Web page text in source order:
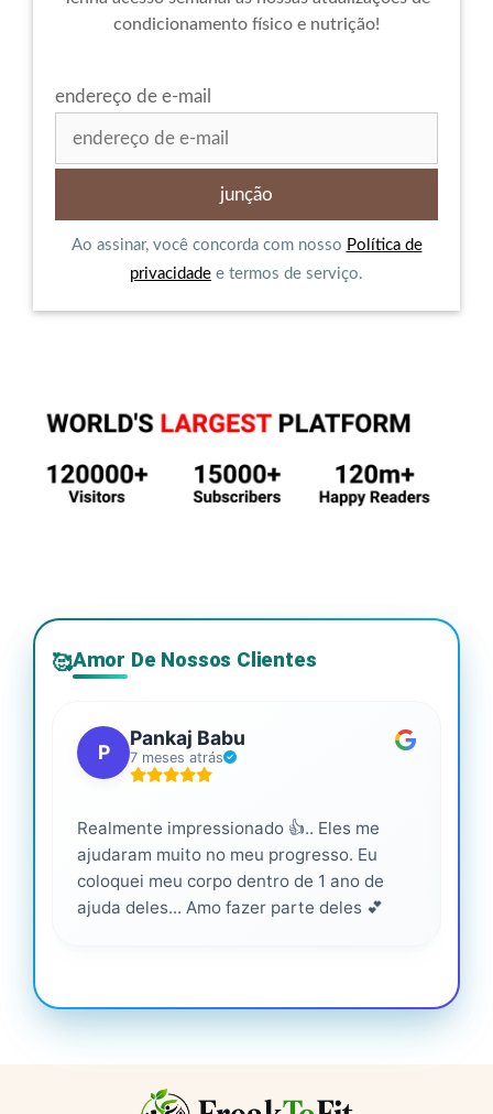
condicionamento físico e nutrição!
endereço de e-mail
Ao assinar, você concorda com nosso Política de
privacidade e termos de serviço.
🥰Amor De Nossos Clientes
P
Pankaj Babu
7 meses atrás
Realmente impressionado 👍.. Eles me
ajudaram muito no meu progresso. Eu
coloquei meu corpo dentro de 1 ano de
ajuda deles... Amo fazer parte deles 💕